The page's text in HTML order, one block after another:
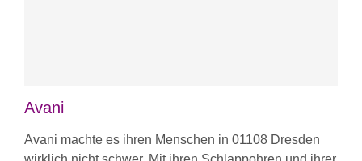
Avani
Avani machte es ihren Menschen in 01108 Dresden